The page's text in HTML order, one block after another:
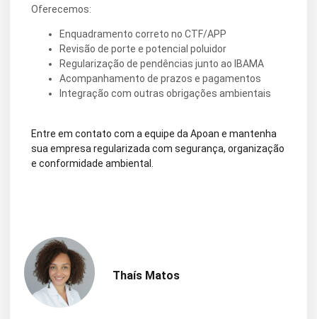
Oferecemos:
Enquadramento correto no CTF/APP
Revisão de porte e potencial poluidor
Regularização de pendências junto ao IBAMA
Acompanhamento de prazos e pagamentos
Integração com outras obrigações ambientais
Entre em contato com a equipe da Apoan e mantenha
sua empresa regularizada com segurança, organização
e conformidade ambiental.
Thaís Matos